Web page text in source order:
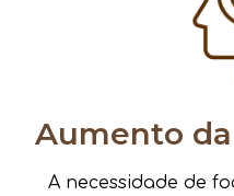
Aumento
A necessidade de